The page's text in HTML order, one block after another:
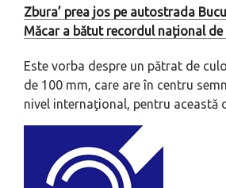
Zbura’ prea jos pe autostrada
Măcar a bătut recordul național de
Este vorba despre un pătrat de
de 100 mm, care are în centru
nivel internaţional, pentru această